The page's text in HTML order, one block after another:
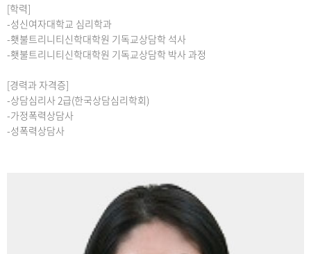
[학력]
-성신여자대학교 심리학과
-횃불트리니티신학대학원 기독교상담학 석사
-횃불트리니티신학대학원 기독교상담학 박사 과정
[경력과 자격증]
-상담심리사 2급(한국상담심리학회)
-가정폭력상담사
-성폭력상담사